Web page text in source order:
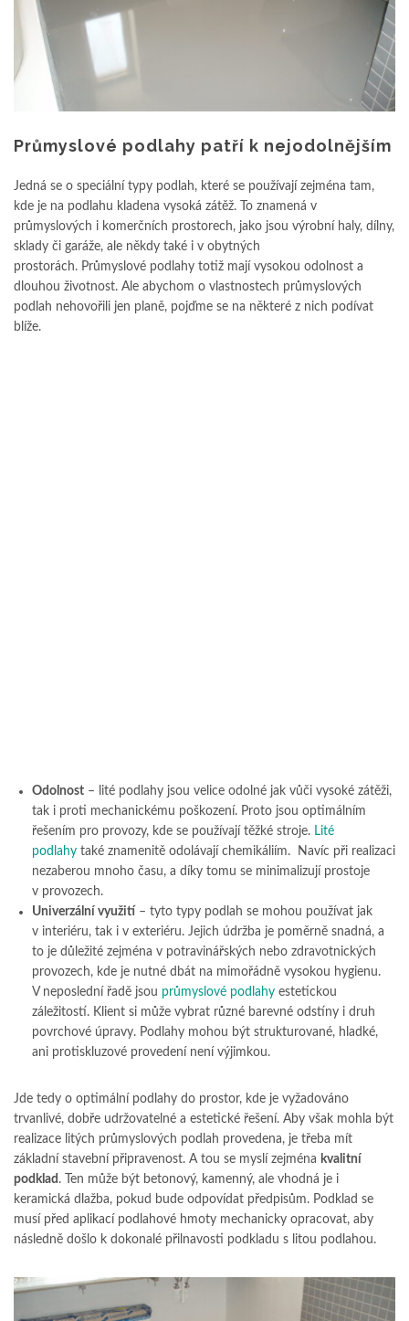
Průmyslové podlahy patří k nejodolnějším
Jedná se o speciální typy podlah, které se používají zejména tam,
kde je na podlahu kladena vysoká zátěž. To znamená v
průmyslových i komerčních prostorech, jako jsou výrobní haly, dílny,
sklady či garáže, ale někdy také i v obytných
prostorách. Průmyslové podlahy totiž mají vysokou odolnost a
dlouhou životnost. Ale abychom o vlastnostech průmyslových
podlah nehovořili jen planě, pojďme se na některé z nich podívat
blíže.
Odolnost – lité podlahy jsou velice odolné jak vůči vysoké zátěži,
tak i proti mechanickému poškození. Proto jsou optimálním
řešením pro provozy, kde se používají těžké stroje. Lité
podlahy také znamenitě odolávají chemikáliím. Navíc při realizaci
nezaberou mnoho času, a díky tomu se minimalizují prostoje
v provozech.
Univerzální využití – tyto typy podlah se mohou používat jak
v interiéru, tak i v exteriéru. Jejich údržba je poměrně snadná, a
to je důležité zejména v potravinářských nebo zdravotnických
provozech, kde je nutné dbát na mimořádně vysokou hygienu.
V neposlední řadě jsou průmyslové podlahy estetickou
záležitostí. Klient si může vybrat různé barevné odstíny i druh
povrchové úpravy. Podlahy mohou být strukturované, hladké,
ani protiskluzové provedení není výjimkou.
Jde tedy o optimální podlahy do prostor, kde je vyžadováno
trvanlivé, dobře udržovatelné a estetické řešení. Aby však mohla být
realizace litých průmyslových podlah provedena, je třeba mít
základní stavební připravenost. A tou se myslí zejména kvalitní
podklad . Ten může být betonový, kamenný, ale vhodná je i
keramická dlažba, pokud bude odpovídat předpisům. Podklad se
musí před aplikací podlahové hmoty mechanicky opracovat, aby
následně došlo k dokonalé přilnavosti podkladu s litou podlahou.